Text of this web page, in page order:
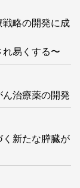
戦略の開発に成
易くする〜
治療薬の開発
く新たな膵臓が